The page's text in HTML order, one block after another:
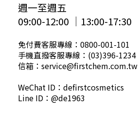
週一至週五
09:00-12:00 │13:00-17:30
免付費客服專線：0800-001-101
手機直撥客服專線：(03)396-1234
信箱：service@firstchem.com.tw
WeChat ID：defirstcosmetics
Line ID：@de1963